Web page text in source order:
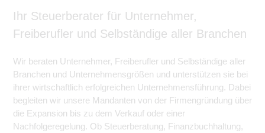
Ihr Steuerberater für Unternehmer,
Freiberufler und Selbständige aller Branchen
Wir beraten Unternehmer, Freiberufler und Selbständige aller
Branchen und Unternehmensgrößen und unterstützen sie bei
ihrer wirtschaftlich erfolgreichen Unternehmensführung. Dabei
begleiten wir unsere Mandanten von der Firmengründung über
die Expansion bis zu dem Verkauf oder einer
Nachfolgeregelung. Ob Steuerberatung, Finanzbuchhaltung,